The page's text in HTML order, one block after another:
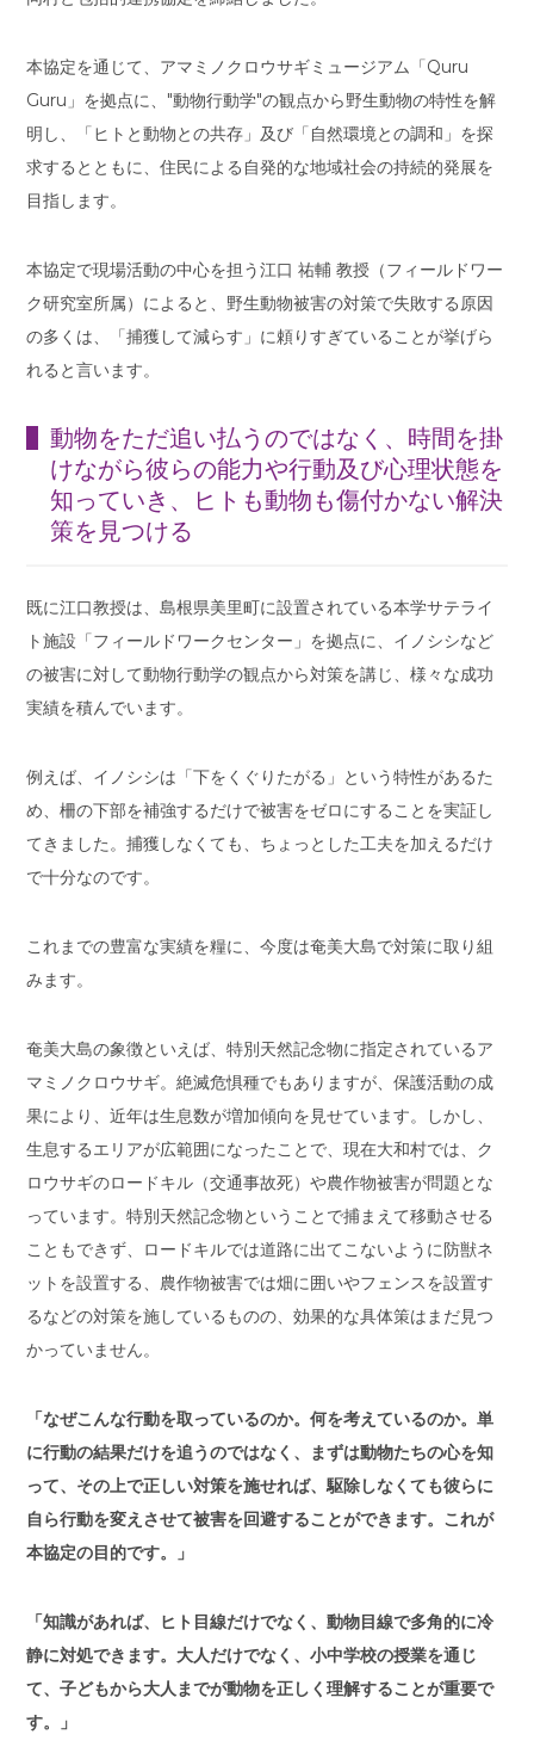
本協定を通じて、アマミノクロウサギミュージアム「Quru
Guru」を拠点に、"動物行動学"の観点から野生動物の特性を解
明し、「ヒトと動物との共存」及び「自然環境との調和」を探
求するとともに、住民による自発的な地域社会の持続的発展を
目指します。
本協定で現場活動の中心を担う江口 祐輔 教授（フィールドワー
ク研究室所属）によると、野生動物被害の対策で失敗する原因
の多くは、「捕獲して減らす」に頼りすぎていることが挙げら
れると言います。
動物をただ追い払うのではなく、時間を掛
けながら彼らの能力や行動及び心理状態を
知っていき、ヒトも動物も傷付かない解決
策を見つける
既に江口教授は、島根県美里町に設置されている本学サテライ
ト施設「フィールドワークセンター」を拠点に、イノシシなど
の被害に対して動物行動学の観点から対策を講じ、様々な成功
実績を積んでいます。
例えば、イノシシは「下をくぐりたがる」という特性があるた
め、柵の下部を補強するだけで被害をゼロにすることを実証し
てきました。捕獲しなくても、ちょっとした工夫を加えるだけ
で十分なのです。
これまでの豊富な実績を糧に、今度は奄美大島で対策に取り組
みます。
奄美大島の象徴といえば、特別天然記念物に指定されているア
マミノクロウサギ。絶滅危惧種でもありますが、保護活動の成
果により、近年は生息数が増加傾向を見せています。しかし、
生息するエリアが広範囲になったことで、現在大和村では、ク
ロウサギのロードキル（交通事故死）や農作物被害が問題とな
っています。特別天然記念物ということで捕まえて移動させる
こともできず、ロードキルでは道路に出てこないように防獣ネ
ットを設置する、農作物被害では畑に囲いやフェンスを設置す
るなどの対策を施しているものの、効果的な具体策はまだ見つ
かっていません。
「なぜこんな行動を取っているのか。何を考えているのか。単
に行動の結果だけを追うのではなく、まずは動物たちの心を知
って、その上で正しい対策を施せれば、駆除しなくても彼らに
自ら行動を変えさせて被害を回避することができます。これが
本協定の目的です。」
「知識があれば、ヒト目線だけでなく、動物目線で多角的に冷
静に対処できます。大人だけでなく、小中学校の授業を通じ
て、子どもから大人までが動物を正しく理解することが重要で
す。」